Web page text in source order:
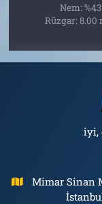
Nem: %43
Rüzgar: 8.00
iyi,
Mimar Sinan